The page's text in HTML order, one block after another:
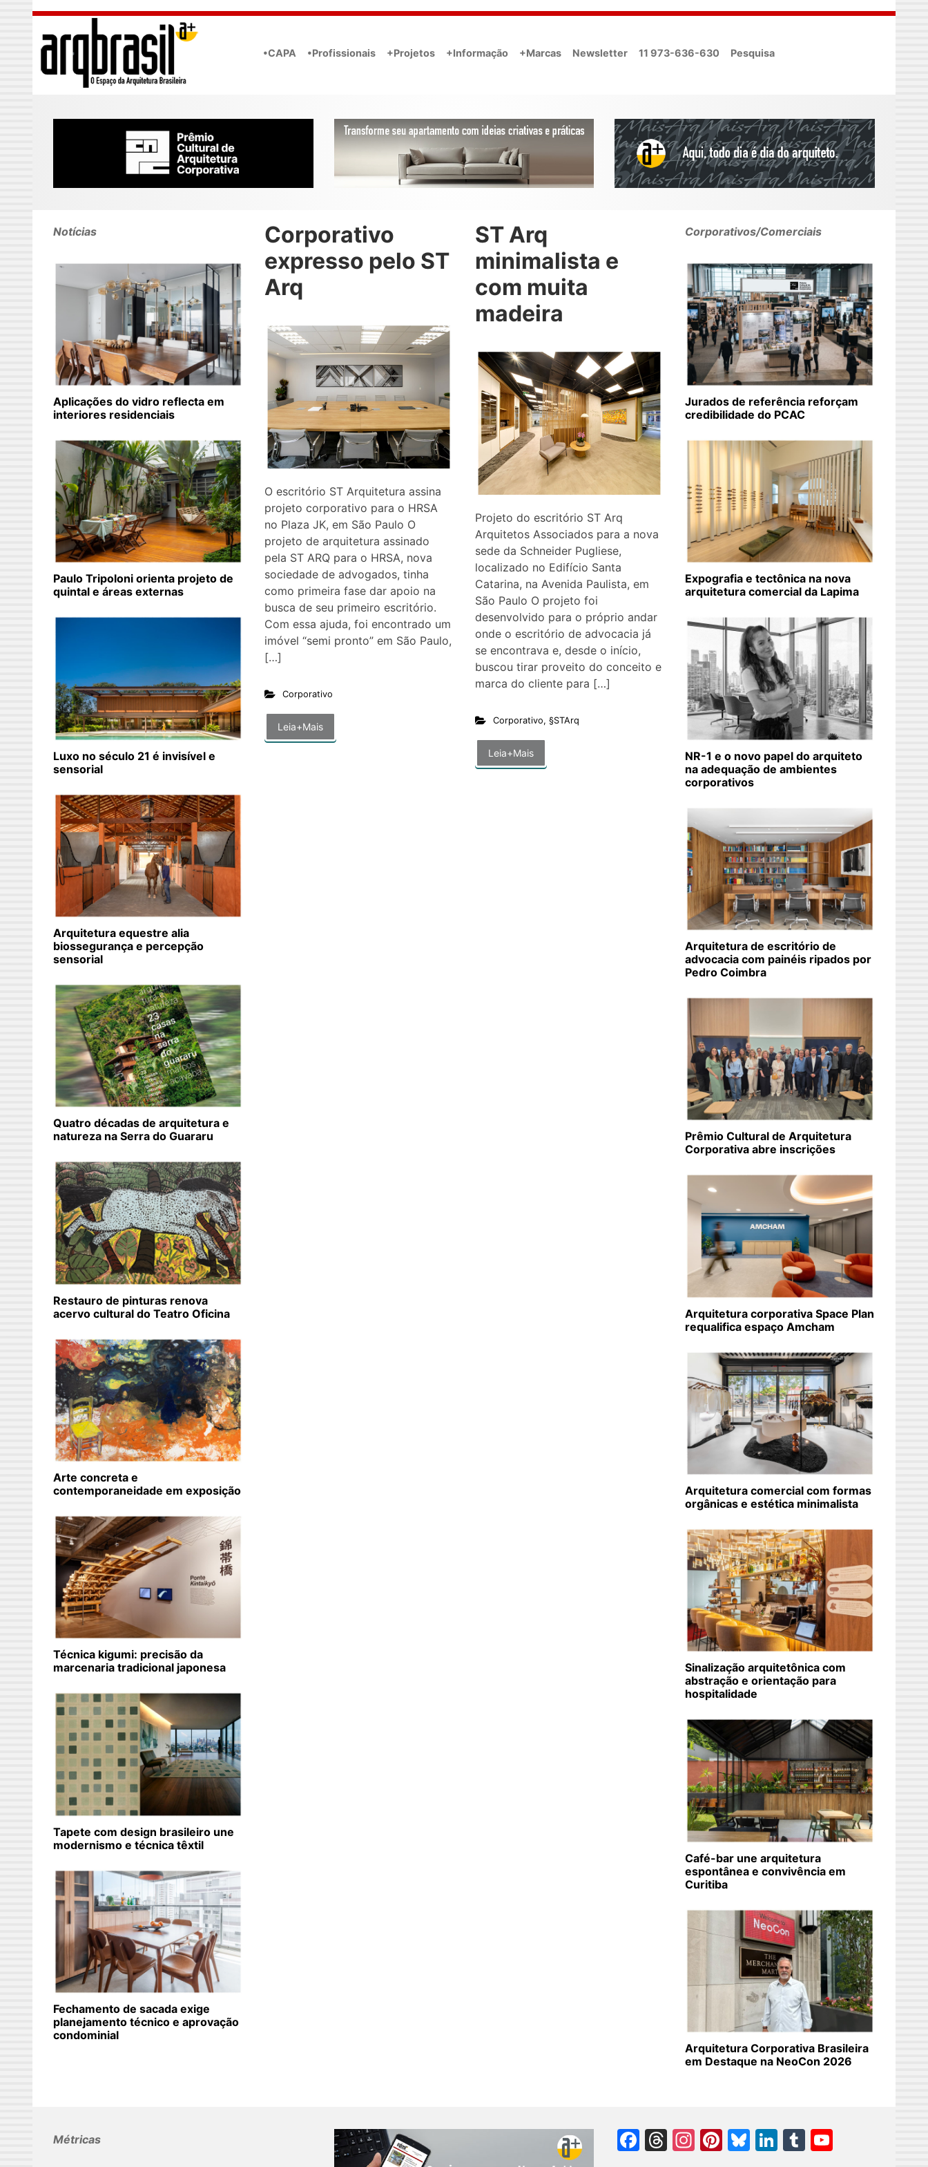
Skip to main content
•CAPA •Profissionais +Projetos +Informação +Marcas Newsletter 11 973-636-630 Pesquisa
Corporativo
expresso pelo ST
Arq
O escritório ST Arquitetura assina
projeto corporativo para o HRSA
no Plaza JK, em São Paulo O
projeto de arquitetura assinado
pela ST ARQ para o HRSA, nova
sociedade de advogados, tinha
como primeira fase dar apoio na
busca de seu primeiro escritório.
Com essa ajuda, foi encontrado um
imóvel “semi pronto” em São Paulo,
[…]
Corporativo
Leia+Mais
ST Arq
minimalista e
com muita
madeira
Projeto do escritório ST Arq
Arquitetos Associados para a nova
sede da Schneider Pugliese,
localizado no Edifício Santa
Catarina, na Avenida Paulista, em
São Paulo O projeto foi
desenvolvido para o próprio andar
onde o escritório de advocacia já
se encontrava e, desde o início,
buscou tirar proveito do conceito e
marca do cliente para […]
Corporativo, §STArq
Leia+Mais
Notícias
Aplicações do vidro reflecta em
interiores residenciais
Paulo Tripoloni orienta projeto de
quintal e áreas externas
Luxo no século 21 é invisível e
sensorial
Arquitetura equestre alia
biossegurança e percepção
sensorial
Quatro décadas de arquitetura e
natureza na Serra do Guararu
Restauro de pinturas renova
acervo cultural do Teatro Oficina
Arte concreta e
contemporaneidade em exposição
Técnica kigumi: precisão da
marcenaria tradicional japonesa
Tapete com design brasileiro une
modernismo e técnica têxtil
Fechamento de sacada exige
planejamento técnico e aprovação
condominial
Corporativos/Comerciais
Jurados de referência reforçam
credibilidade do PCAC
Expografia e tectônica na nova
arquitetura comercial da Lapima
NR-1 e o novo papel do arquiteto
na adequação de ambientes
corporativos
Arquitetura de escritório de
advocacia com painéis ripados por
Pedro Coimbra
Prêmio Cultural de Arquitetura
Corporativa abre inscrições
Arquitetura corporativa Space Plan
requalifica espaço Amcham
Arquitetura comercial com formas
orgânicas e estética minimalista
Sinalização arquitetônica com
abstração e orientação para
hospitalidade
Café-bar une arquitetura
espontânea e convivência em
Curitiba
Arquitetura Corporativa Brasileira
em Destaque na NeoCon 2026
Métricas Facebook
Threads
Instagram
Pinterest
Bluesky
LinkedIn
Tumblr